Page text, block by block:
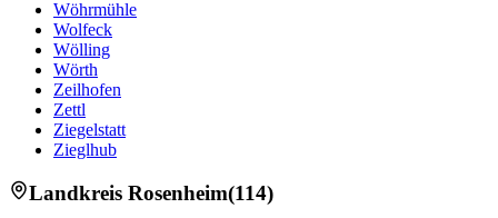
Wöhrmühle
Wolfeck
Wölling
Wörth
Zeilhofen
Zettl
Ziegelstatt
Zieglhub
Landkreis Rosenheim(114)